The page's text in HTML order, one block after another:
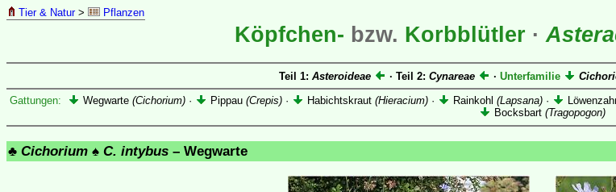
Tier & Natur> Pflanzen
Köpfchen- bzw. Korbblütler ·
Teil 1: Asteroideae · Teil 2: Cynareae · Unterfamilie
Gattungen: Wegwarte (Cichorium)· Pippau (Crepis)· Habichtskraut (Hieracium)· Rainkohl (Lapsana)·
Bocksbart (Tragopogon)
♣ Cichorium ♠ C. intybus – Wegwarte